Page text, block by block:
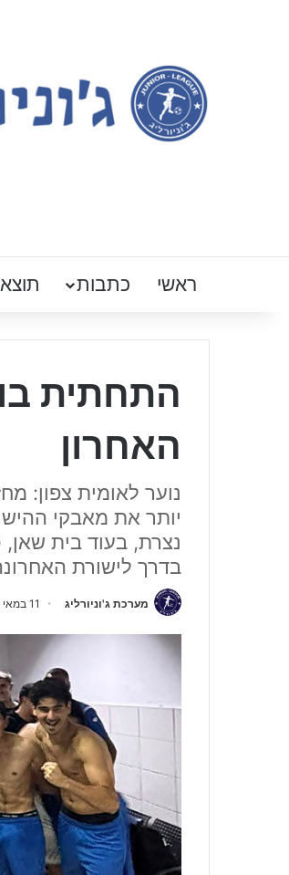
ראשי כתבות
התחתית
האחרון
נוער לאומית צפון:
יותר את מאבקי
נצרת, בעוד בית שאן,
בדרך לישורת
מערכת ג'וניורליג 11 במאי 2026